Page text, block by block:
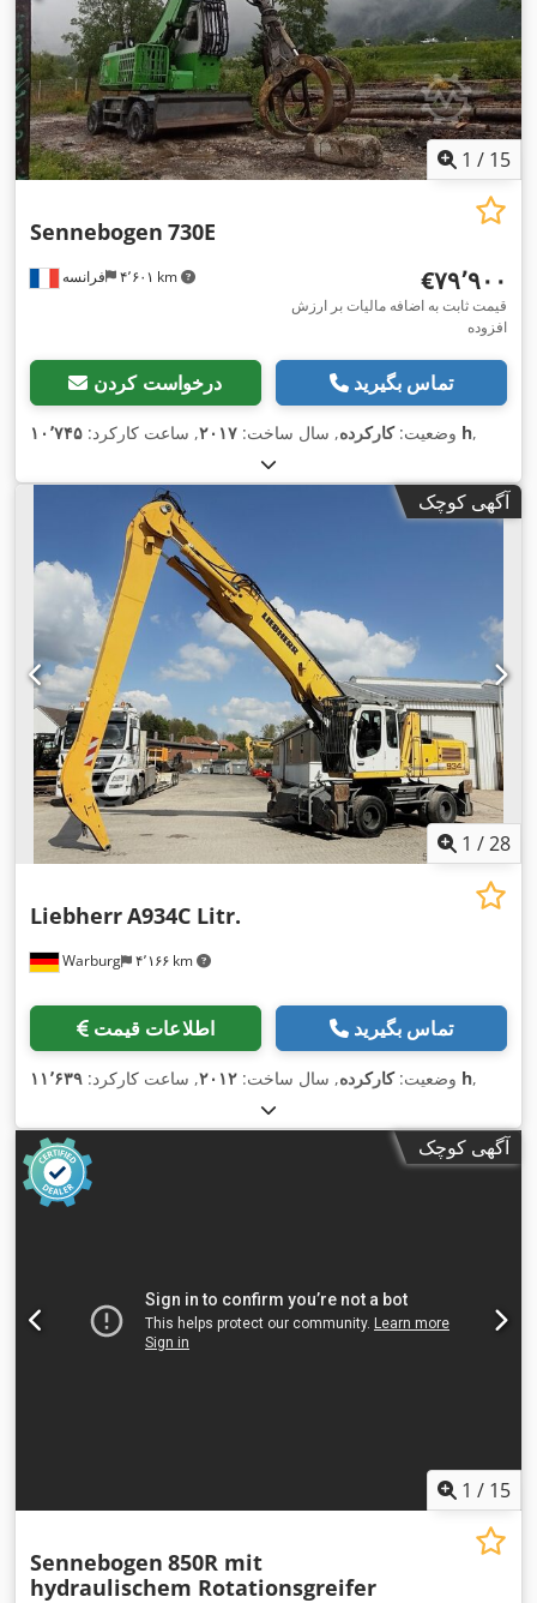
1 / 15
فرانسه ۴٬۶۰۱ km
Sennebogen 730E
‎€۷۹٬۹۰۰
قیمت ثابت به اضافه مالیات بر ارزش
افزوده
درخواست کردن تماس بگیرید
وضعیت:کارکرده, سال ساخت: ۲۰۱۷, ساعت کارکرد: ۱۰٬۷۴۵ h,
آگهی کوچک
1 /28
Warburg ۴٬۱۶۶ km
LiebherrA934C Litr.
اطلاعات قیمت تماس بگیرید
وضعیت:کارکرده, سال ساخت: ۲۰۱۲, ساعت کارکرد: ۱۱٬۶۳۹ h,
آگهی کوچک
1 / 15
Sennebogen 850R mit
hydraulischem Rotationsgreifer